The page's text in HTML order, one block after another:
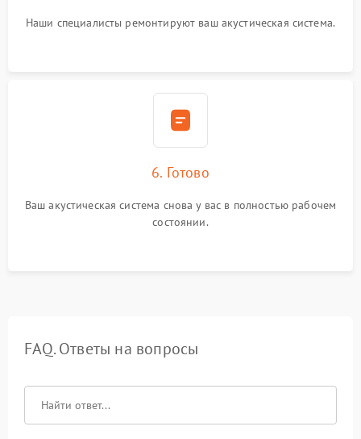
Наши специалисты ремонтируют ваш акустическая система.
6. Готово
Ваш акустическая система снова у вас в полностью рабочем
состоянии.
FAQ. Ответы на вопросы